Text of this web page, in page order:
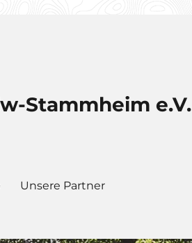
Stammheim e.V.
Unsere Partner